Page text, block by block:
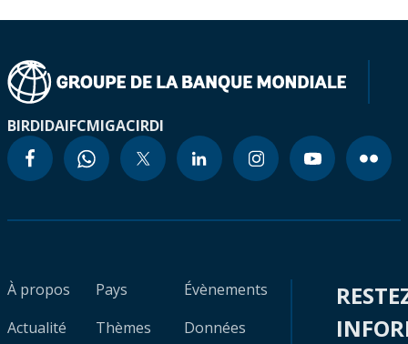
BIRDIDAIFCMIGACIRDI
À propos
Actualité
Pays
Thèmes
Évènements
Données